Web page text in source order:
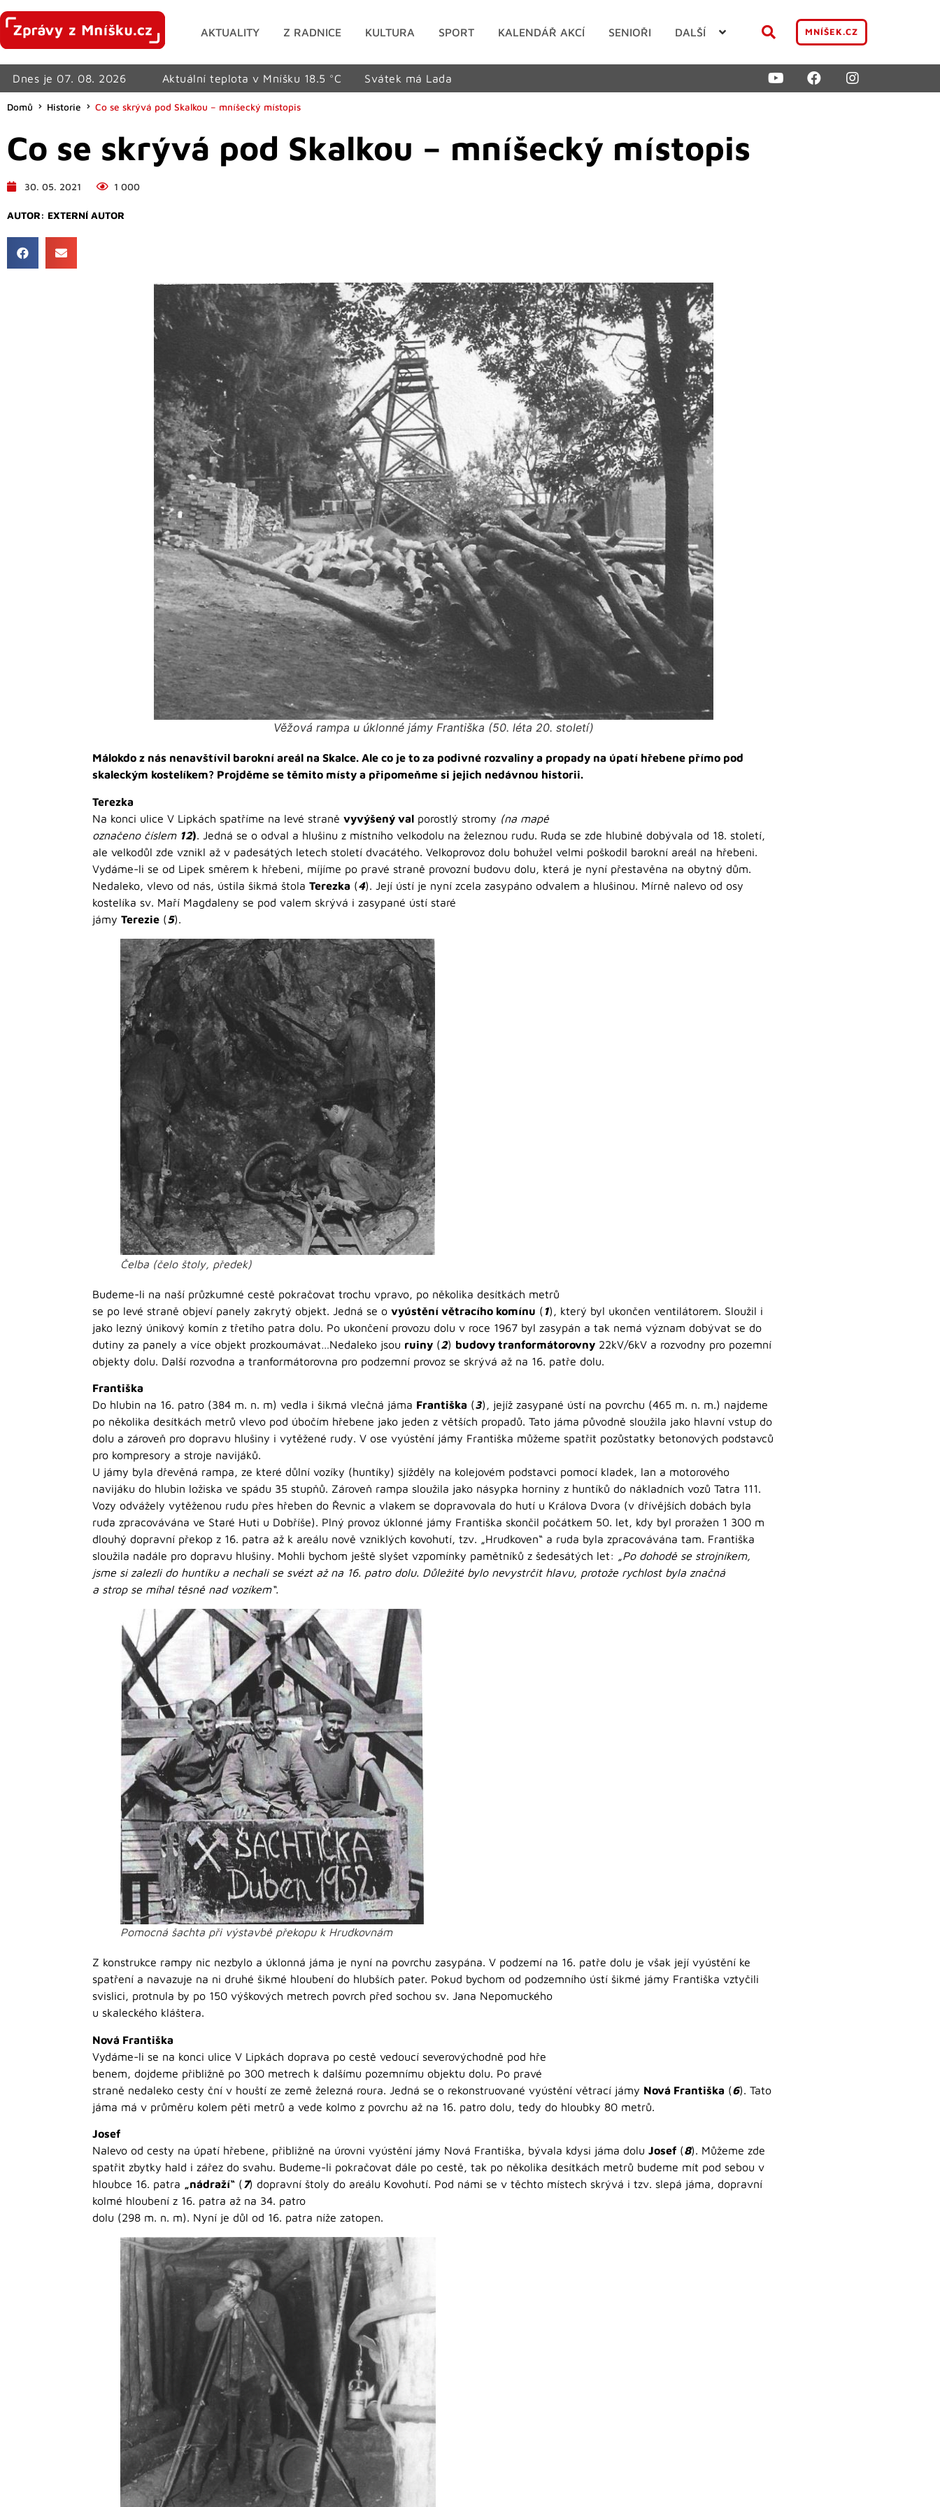
AKTUALITY Z RADNICE KULTURA SPORT KALENDÁŘ AKCÍ SENIOŘI DALŠÍ MNÍŠEK.CZ
Dnes je 07. 08. 2026 Aktuální teplota v Mníšku 18.5 °C Svátek má Lada
Domů Historie Co se skrývá pod Skalkou – mníšecký místopis
Co se skrývá pod Skalkou – mníšecký místopis
30. 05. 2021 1 000
AUTOR: EXTERNÍ AUTOR
Věžová rampa u úklonné jámy Františka (50. léta 20. století)
Málokdo z nás nenavštívil barokní areál na Skalce. Ale co je to za podivné rozvaliny a propady na úpatí hřebene přímo pod
skaleckým kostelíkem? Projděme se těmito místy a připomeňme si jejich nedávnou historii.
Terezka
Na konci ulice V Lipkách spatříme na levé straně vyvýšený val porostlý stromy (na mapě
označeno číslem 12). Jedná se o odval a hlušinu z místního velkodolu na železnou rudu. Ruda se zde hlubině dobývala od 18. století,
ale velkodůl zde vznikl až v padesátých letech století dvacátého. Velkoprovoz dolu bohužel velmi poškodil barokní areál na hřebeni.
Vydáme-li se od Lipek směrem k hřebeni, míjíme po pravé straně provozní budovu dolu, která je nyní přestavěna na obytný dům.
Nedaleko, vlevo od nás, ústila šikmá štola Terezka (4). Její ústí je nyní zcela zasypáno odvalem a hlušinou. Mírně nalevo od osy
kostelíka sv. Maří Magdaleny se pod valem skrývá i zasypané ústí staré
jámy Terezie (5).
Čelba (čelo štoly, předek)
Budeme-li na naší průzkumné cestě pokračovat trochu vpravo, po několika desítkách metrů
se po levé straně objeví panely zakrytý objekt. Jedná se o vyústění větracího komínu (1), který byl ukončen ventilátorem. Sloužil i
jako lezný únikový komín z třetího patra dolu. Po ukončení provozu dolu v roce 1967 byl zasypán a tak nemá význam dobývat se do
dutiny za panely a více objekt prozkoumávat…Nedaleko jsou ruiny (2) budovy tranformátorovny 22kV/6kV a rozvodny pro pozemní
objekty dolu. Další rozvodna a tranformátorovna pro podzemní provoz se skrývá až na 16. patře dolu.
Františka
Do hlubin na 16. patro (384 m. n. m) vedla i šikmá vlečná jáma Františka (3), jejíž zasypané ústí na povrchu (465 m. n. m.) najdeme
po několika desítkách metrů vlevo pod úbočím hřebene jako jeden z větších propadů. Tato jáma původně sloužila jako hlavní vstup do
dolu a zároveň pro dopravu hlušiny i vytěžené rudy. V ose vyústění jámy Františka můžeme spatřit pozůstatky betonových podstavců
pro kompresory a stroje navijáků.
U jámy byla dřevěná rampa, ze které důlní vozíky (huntíky) sjížděly na kolejovém podstavci pomocí kladek, lan a motorového
navijáku do hlubin ložiska ve spádu 35 stupňů. Zároveň rampa sloužila jako násypka horniny z huntíků do nákladních vozů Tatra 111.
Vozy odvážely vytěženou rudu přes hřeben do Řevnic a vlakem se dopravovala do hutí u Králova Dvora (v dřívějších dobách byla
ruda zpracovávána ve Staré Huti u Dobříše). Plný provoz úklonné jámy Františka skončil počátkem 50. let, kdy byl proražen 1 300 m
dlouhý dopravní překop z 16. patra až k areálu nově vzniklých kovohutí, tzv. „Hrudkoven“ a ruda byla zpracovávána tam. Františka
sloužila nadále pro dopravu hlušiny. Mohli bychom ještě slyšet vzpomínky pamětníků z šedesátých let: „Po dohodě se strojníkem,
jsme si zalezli do huntíku a nechali se svézt až na 16. patro dolu. Důležité bylo nevystrčit hlavu, protože rychlost byla značná
a strop se míhal těsně nad vozíkem“.
Pomocná šachta při výstavbě překopu k Hrudkovnám
Z konstrukce rampy nic nezbylo a úklonná jáma je nyní na povrchu zasypána. V podzemí na 16. patře dolu je však její vyústění ke
spatření a navazuje na ni druhé šikmé hloubení do hlubších pater. Pokud bychom od podzemního ústí šikmé jámy Františka vztyčili
svislici, protnula by po 150 výškových metrech povrch před sochou sv. Jana Nepomuckého
u skaleckého kláštera.
Nová Františka
Vydáme-li se na konci ulice V Lipkách doprava po cestě vedoucí severovýchodně pod hře
benem, dojdeme přibližně po 300 metrech k dalšímu pozemnímu objektu dolu. Po pravé
straně nedaleko cesty ční v houští ze země železná roura. Jedná se o rekonstruované vyústění větrací jámy Nová Františka (6). Tato
jáma má v průměru kolem pěti metrů a vede kolmo z povrchu až na 16. patro dolu, tedy do hloubky 80 metrů.
Josef
Nalevo od cesty na úpatí hřebene, přibližně na úrovni vyústění jámy Nová Františka, bývala kdysi jáma dolu Josef (8). Můžeme zde
spatřit zbytky hald i zářez do svahu. Budeme-li pokračovat dále po cestě, tak po několika desítkách metrů budeme mít pod sebou v
hloubce 16. patra „nádraží“ ( 7) dopravní štoly do areálu Kovohutí. Pod námi se v těchto místech skrývá i tzv. slepá jáma, dopravní
kolmé hloubení z 16. patra až na 34. patro
dolu (298 m. n. m). Nyní je důl od 16. patra níže zatopen.